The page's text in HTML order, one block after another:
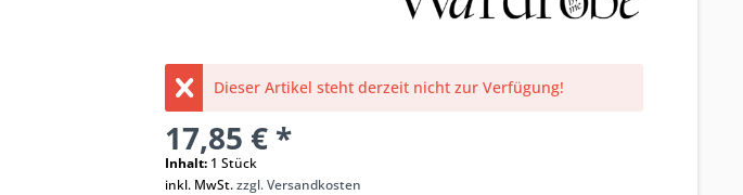
Dieser Artikel steht derzeit nicht zur Verfügung!
17,85 € *
Inhalt: 1 Stück
inkl. MwSt.zzgl. Versandkosten